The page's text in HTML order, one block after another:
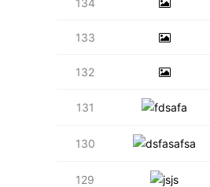
133
132
131
130
129